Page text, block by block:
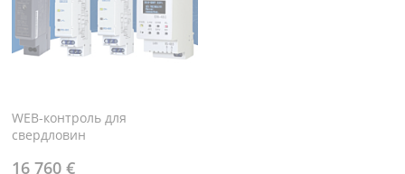
WEB-контроль для
свердловин
16 760 €